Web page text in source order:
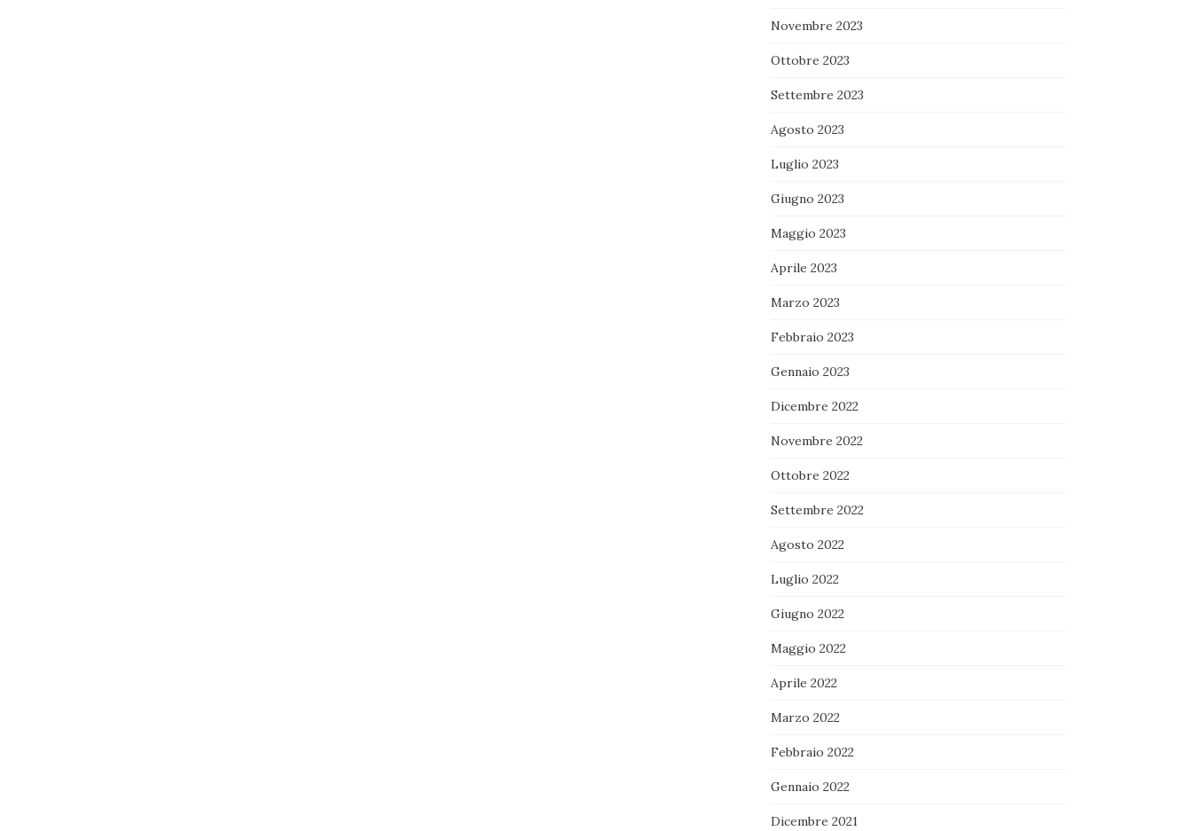
Novembre 2023
Ottobre 2023
Settembre 2023
Agosto 2023
Luglio 2023
Giugno 2023
Maggio 2023
Aprile 2023
Marzo 2023
Febbraio 2023
Gennaio 2023
Dicembre 2022
Novembre 2022
Ottobre 2022
Settembre 2022
Agosto 2022
Luglio 2022
Giugno 2022
Maggio 2022
Aprile 2022
Marzo 2022
Febbraio 2022
Gennaio 2022
Dicembre 2021